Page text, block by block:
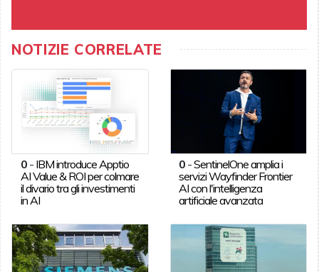
NOTIZIE CORRELATE
0- IBM introduce Apptio
AI Value & ROI per colmare
il divario tra gli investimenti
in AI
0 -SentinelOne amplia i
servizi Wayfinder Frontier
AI con l'intelligenza
artificiale avanzata